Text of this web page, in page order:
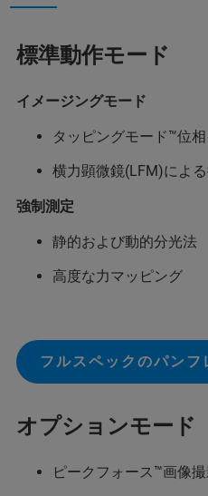
標準動作モード
イメージングモード
タッピングモード™位
横力顕微鏡(LFM)によ
強制測定
静的および動的分光法
高度な力マッピング
フルスペックのパン
オプションモード
ピークフォース™画像